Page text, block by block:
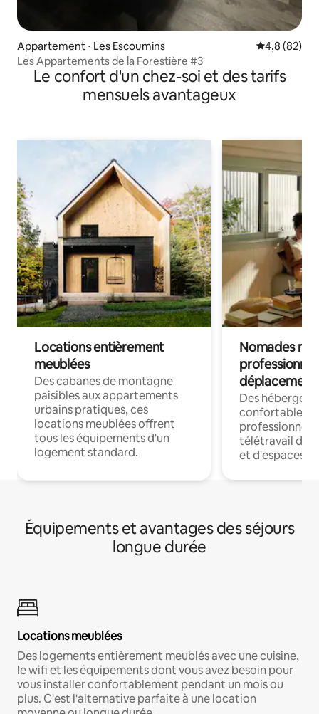
Appartement ⋅ Les Escoumins Évaluation
4,8 (82)
Les Appartements de la Forestière #3
Le confort d'un chez-soi et des tarifs
mensuels avantageux
Locations entièrement
meublées
Des cabanes de montagne
paisibles aux appartements
urbains pratiques, ces
locations meublées offrent
tous les équipements d'un
logement standard.
Nomades
déplacement
Des
confortables
professionnels
télétravail
et d'espaces
Équipements et avantages des séjours
longue durée
Locations meublées
Des logements entièrement meublés avec une cuisine,
le wifi et les équipements dont vous avez besoin pour
vous installer confortablement pendant un mois ou
plus. C'est l'alternative parfaite à une location